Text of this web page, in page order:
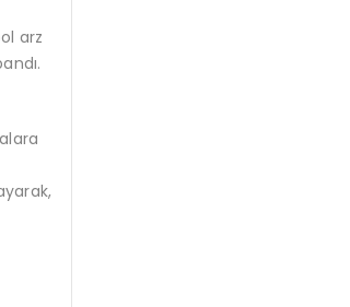
arz